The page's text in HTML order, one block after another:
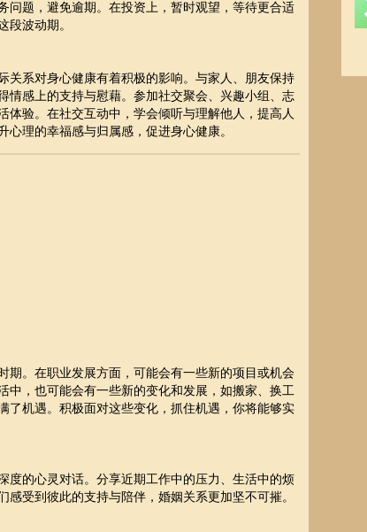
问题，避免逾期。在投资上，暂时观望，等待更合适
段波动期。
关系对身心健康有着积极的影响。与家人、朋友保持
情感上的支持与慰藉。参加社交聚会、兴趣小组、志
体验。在社交互动中，学会倾听与理解他人，提高人
理的幸福感与归属感，促进身心健康。
期。在职业发展方面，可能会有一些新的项目或机会
中，也可能会有一些新的变化和发展，如搬家、换工
了机遇。积极面对这些变化，抓住机遇，你将能够实
度的心灵对话。分享近期工作中的压力、生活中的烦
受到彼此的支持与陪伴，婚姻关系更加坚不可摧。